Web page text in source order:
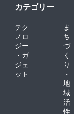
カテゴリー
テク
ノロ
ジー
・ガ
ジェ
ット
ま
ち
づ
く
り
・
地
域
活
性